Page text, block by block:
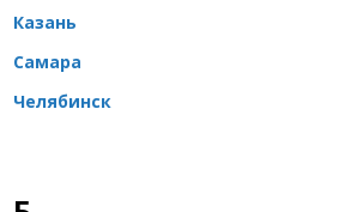
Казань
Самара
Челябинск